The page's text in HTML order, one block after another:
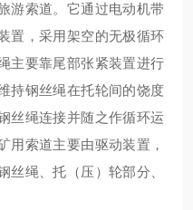
游索道。它通过电动机带
置，采用架空的无极循环
主要靠尾部张紧装置进行
持钢丝绳在托轮间的饶度
丝绳连接并随之作循环运
用索道主要由驱动装置，
丝绳、托（压）轮部分、